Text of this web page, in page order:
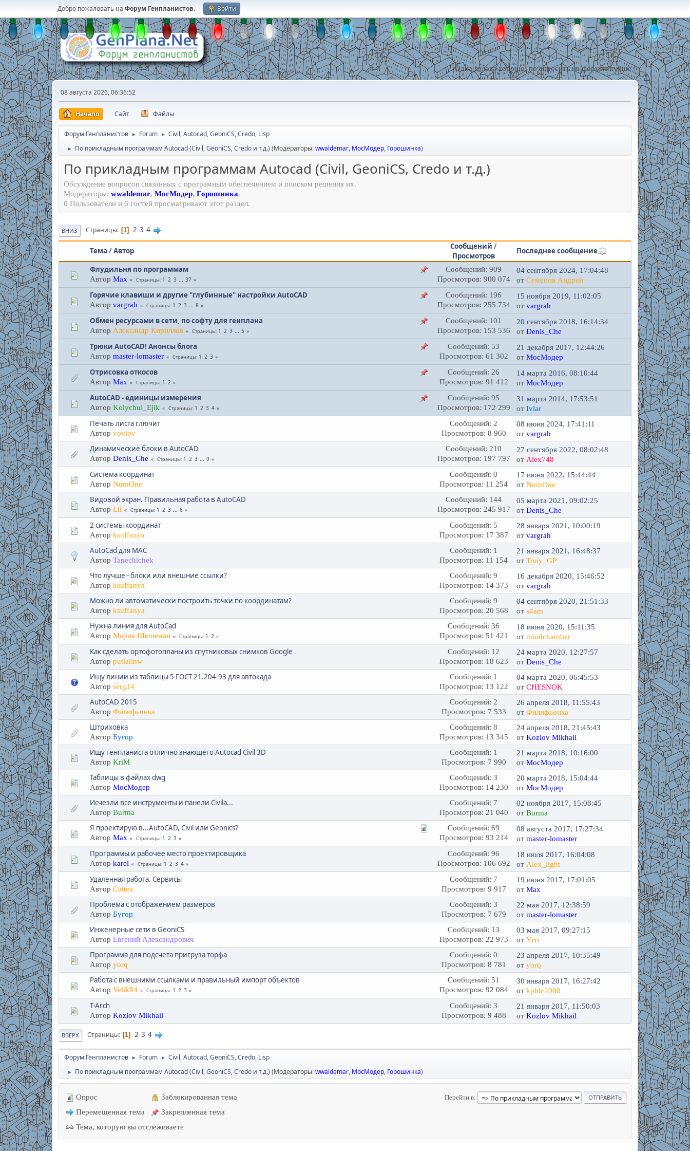
Добро пожаловать на Форум Генпланистов. Войти
Одна голова хорошо, но спросить на форуме лучше !
08 августа 2026, 06:36:52
Начало Сайт Файлы
Форум Генпланистов ► Forum ► Civil, Autocad, GeoniCS, Credo, Lisp
► По прикладным программам Autocad (Civil, GeoniCS, Credo и т.д.) (Модераторы:wwaldemar, МосМодер, Горошинка)
По прикладным программам Autocad (Civil, GeoniCS, Credo и т.д.)
Обсуждение вопросов связанных с програмным обеспечением и поиском решения их.
Модераторы: wwaldemar, МосМодер, Горошинка.
0 Пользователи и 6 гостей просматривают этот раздел.
ВНИЗ Страницы 1 2 3 4
Тема /Автор
Сообщений /
Просмотров
Последнее сообщение
Флудильня по программам
Автор Max Страницы 1 2 3 ... 37
Сообщений: 909
Просмотров: 900 074
04 сентября 2024, 17:04:48
отСеменов Андрей
Горячие клавиши и другие "глубинные" настройки AutoCAD
Автор vargrah Страницы 1 2 3 ... 8
Сообщений: 196
Просмотров: 255 734
15 ноября 2019, 11:02:05
отvargrah
Обмен ресурсами в сети, по софту для генплана
Автор Александр Кириллов Страницы 1 2 3 ... 5
Сообщений: 101
Просмотров: 153 536
20 сентября 2018, 16:14:34
отDenis_Che
Трюки AutoCAD! Анонсы блога
Автор master-lomaster Страницы 1 2 3
Сообщений: 53
Просмотров: 61 302
21 декабря 2017, 12:44:26
отМосМодер
Отрисовка откосов
Автор Max Страницы 1 2
Сообщений: 26
Просмотров: 91 412
14 марта 2016, 08:10:44
отМосМодер
AutoCAD - единицы измерения
Автор Kolychui_Ejik Страницы 1 2 3 4
Сообщений: 95
Просмотров: 172 299
31 марта 2014, 17:53:51
отIvlar
Печать листа глючит
Автор voviov
Сообщений: 2
Просмотров: 8 960
08 июня 2024, 17:41:11
отvargrah
Динамические блоки в AutoCAD
Автор Denis_Che Страницы 1 2 3 ... 9
Сообщений: 210
Просмотров: 197 797
27 сентября 2022, 08:02:48
от Alex748
Система координат
Автор NumOne
Сообщений: 0
Просмотров: 11 254
17 июня 2022, 15:44:44
отNumOne
Видовой экран. Правильная работа в AutoCAD
Автор Lil Страницы 1 2 3 ... 6
Сообщений: 144
Просмотров: 245 917
05 марта 2021, 09:02:25
отDenis_Che
2 системы координат
Автор ksuffanya
Сообщений: 5
Просмотров: 17 387
28 января 2021, 10:00:19
отvargrah
AutoCad для МАС
Автор Tanechichek
Сообщений: 1
Просмотров: 11 154
21 января 2021, 16:48:37
отTony_GP
Что лучше - блоки или внешние ссылки?
Автор ksuffanya
Сообщений: 9
Просмотров: 14 373
16 декабря 2020, 15:46:52
отvargrah
Можно ли автоматически построить точки по координатам?
Автор ksuffanya
Сообщений: 9
Просмотров: 20 568
04 сентября 2020, 21:51:33
отs4am
Нужна линия для AutoCad
Автор Мария Шешенин Страницы 1 2
Сообщений: 36
Просмотров: 51 421
18 июня 2020, 15:11:35
отmindchamber
Как сделать ортофотопланы из спутниковых снимков Google
Автор putialinw
Сообщений: 12
Просмотров: 18 623
24 марта 2020, 12:27:57
отDenis_Che
Ищу линии из таблицы 5 ГОСТ 21.204-93 для автокада
Автор serg14
Сообщений: 1
Просмотров: 13 122
04 марта 2020, 06:45:53
отCHESNOK
AutoCAD 2015
Автор Филифьонка
Сообщений: 2
Просмотров: 7 533
26 апреля 2018, 11:55:43
отФилифьонка
Штриховка
Автор Бугор
Сообщений: 8
Просмотров: 13 345
24 апреля 2018, 21:45:43
отKozlov Mikhail
Ищу генпланиста отлично знающего Autocad Civil 3D
Автор KriM
Сообщений: 1
Просмотров: 7 990
21 марта 2018, 10:16:00
отМосМодер
Таблицы в файлах dwg
Автор МосМодер
Сообщений: 3
Просмотров: 14 230
20 марта 2018, 15:04:44
отМосМодер
Исчезли все инструменты и панели Civila...
Автор Burma
Сообщений: 7
Просмотров: 21 040
02 ноября 2017, 15:08:45
отBurma
Я проектирую в...AutoCAD, Civil или Geonics?
Автор Max Страницы 1 2 3
Сообщений: 69
Просмотров: 93 214
08 августа 2017, 17:27:34
отmaster-lomaster
Программы и рабочее место проектировщика
Автор karel Страницы 1 2 3 4
Сообщений: 96
Просмотров: 106 692
18 июля 2017, 16:04:08
от Alex_light
Удаленная работа. Сервисы
Автор Cattea
Сообщений: 7
Просмотров: 9 917
19 июня 2017, 17:01:05
отMax
Проблема с отображением размеров
Автор Бугор
Сообщений: 3
Просмотров: 7 679
22 мая 2017, 12:38:59
отmaster-lomaster
Инженерные сети в GeoniCS
Автор Евгений Александрович
Сообщений: 13
Просмотров: 22 973
03 мая 2017, 09:27:15
отYrri
Программа для подсчета пригруза торфа
Автор yorq
Сообщений: 0
Просмотров: 8 781
23 апреля 2017, 10:35:49
отyorq
Работа с внешними ссылками и правильный импорт объектов
Автор Velik84 Страницы 1 2 3
Сообщений: 51
Просмотров: 92 084
30 января 2017, 16:27:42
отkpblc2000
T-Arch
Автор Kozlov Mikhail
Сообщений: 3
Просмотров: 9 488
21 января 2017, 11:50:03
отKozlov Mikhail
ВВЕРХ Страницы 1 2 3 4
Форум Генпланистов ► Forum ► Civil, Autocad, GeoniCS, Credo, Lisp
► По прикладным программам Autocad (Civil, GeoniCS, Credo и т.д.) (Модераторы:wwaldemar, МосМодер, Горошинка)
Перейти в
Опрос
Перемещенная тема
Заблокированная тема
Закрепленная тема
Тема, которую вы отслеживаете